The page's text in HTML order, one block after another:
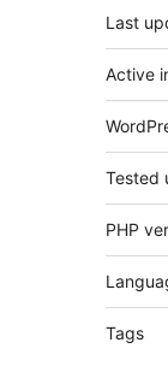
Last
Active
Tested
PHP
Tags